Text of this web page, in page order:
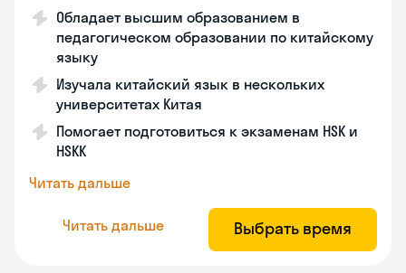
Обладает высшим образованием в
педагогическом образовании по китайскому
языку
Изучала китайский язык в нескольких
университетах Китая
Помогает подготовиться к экзаменам HSK и
HSKK
Читать дальше
Читать дальше Выбрать время